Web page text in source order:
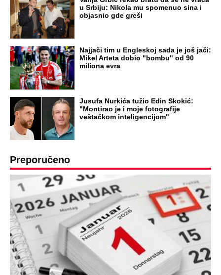
u Srbiju: Nikola mu spomenuo sina i
objasnio gde greši
Najjači tim u Engleskoj sada je još jači:
Mikel Arteta dobio "bombu" od 90
miliona evra
Jusufa Nurkića tužio Edin Skokić:
"Montirao je i moje fotografije
veštačkom inteligencijom"
Preporučeno